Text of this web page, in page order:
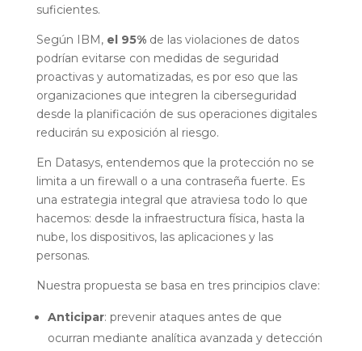
suficientes.
Según IBM, el 95% de las violaciones de datos
podrían evitarse con medidas de seguridad
proactivas y automatizadas, es por eso que las
organizaciones que integren la ciberseguridad
desde la planificación de sus operaciones digitales
reducirán su exposición al riesgo.
En Datasys, entendemos que la protección no se
limita a un firewall o a una contraseña fuerte. Es
una estrategia integral que atraviesa todo lo que
hacemos: desde la infraestructura física, hasta la
nube, los dispositivos, las aplicaciones y las
personas.
Nuestra propuesta se basa en tres principios clave:
Anticipar: prevenir ataques antes de que
ocurran mediante analítica avanzada y detección